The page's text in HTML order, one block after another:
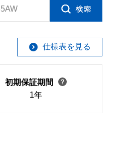
仕様表を見る
初期保証期間
1年